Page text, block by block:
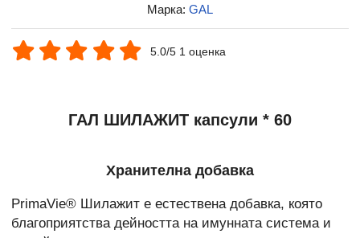
Марка: GAL
5.0/5 1 оценка
ГАЛ ШИЛАЖИТ капсули * 60
Хранителна добавка
PrimaVie® Шилажит е естествена добавка, която
благоприятства дейността на имунната система и